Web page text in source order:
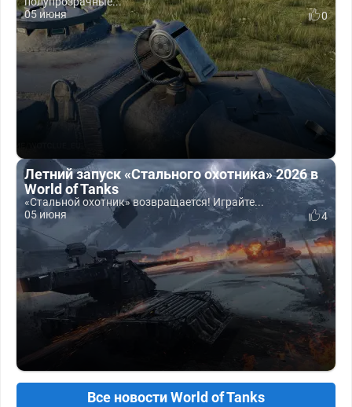
05 июня
0
Летний запуск «Стального охотника» 2026 в
World of Tanks
«Стальной охотник» возвращается! Играйте...
05 июня
4
Все новости World of Tanks